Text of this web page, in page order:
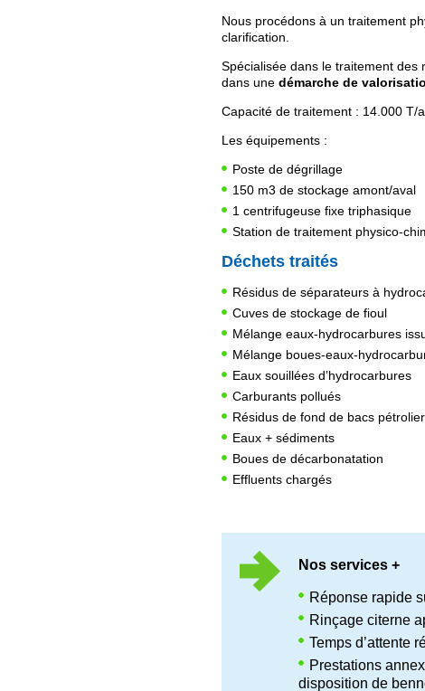
Nous procédons à un traitement
clarification.
Spécialisée dans le traitement des
dans une démarche de
Capacité de traitement : 14.000 T/
Les équipements :
Poste de dégrillage
150 m3 de stockage amont/aval
1 centrifugeuse fixe triphasique
Station de traitement physico-
Déchets traités
Résidus de séparateurs à
Cuves de stockage de fioul
Mélange eaux-hydrocarbures
Mélange boues-eaux-
Eaux souillées d’hydrocarbures
Carburants pollués
Résidus de fond de bacs
Eaux + sédiments
Boues de décarbonatation
Effluents chargés
Nos services +
Réponse rapide
Rinçage citerne
Temps d’attente
Prestations
disposition de